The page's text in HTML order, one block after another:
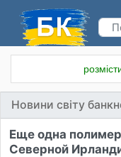
Новини світу
Еще одна
Северной